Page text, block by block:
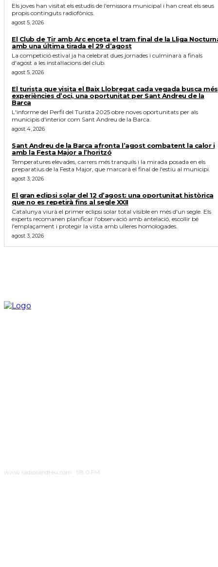
Els joves han visitat els estudis de l'emissora municipal i han creat els seus
propis continguts radiofònics.
agost 5, 2026
El Club de Tir amb Arc enceta el tram final de la Lliga
amb una última tirada el 29 d’agost
La competició estival ja ha celebrat dues jornades i culminarà a finals
d'agost a les instal·lacions del club.
agost 5, 2026
El turista que visita el Baix Llobregat cada vegada busca més
experiències d’oci, una oportunitat per Sant Andreu de la
Barca
L'informe del Perfil del Turista 2025 obre noves oportunitats per als
municipis d'interior com Sant Andreu de la Barca.
agost 4, 2026
Sant Andreu de la Barca afronta l’agost combatent la calor i
amb la Festa Major a l’horitzó
Temperatures elevades, carrers més tranquils i la mirada posada en els
preparatius de la Festa Major, que marcarà el final de l'estiu al municipi.
agost 3, 2026
El gran eclipsi solar del 12 d’agost: una oportunitat històrica
que no es repetirà fins al segle XXII
Catalunya viurà el primer eclipsi solar total visible en més d'un segle. Els
experts recomanen planificar l'observació amb antelació, escollir bé
l'emplaçament i protegir la vista amb ulleres homologades.
agost 3, 2026
www.radiosandreu.com · 98.0 FM